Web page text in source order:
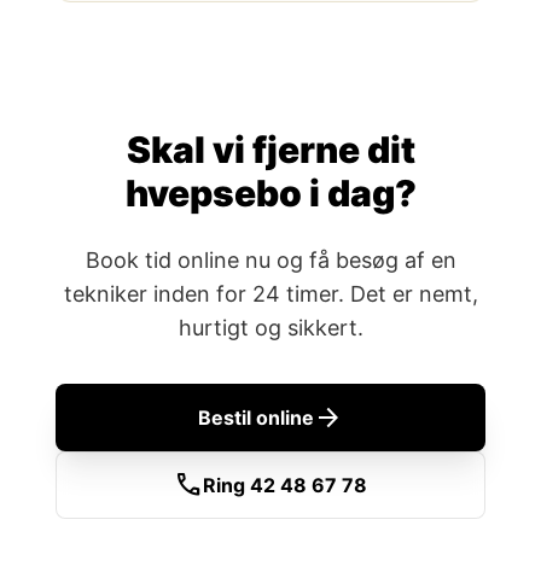
Skal vi fjerne dit
hvepsebo i dag?
Book tid online nu og få besøg af en
tekniker inden for 24 timer. Det er nemt,
hurtigt og sikkert.
Bestil online arrow_forward
callRing 42 48 67 78